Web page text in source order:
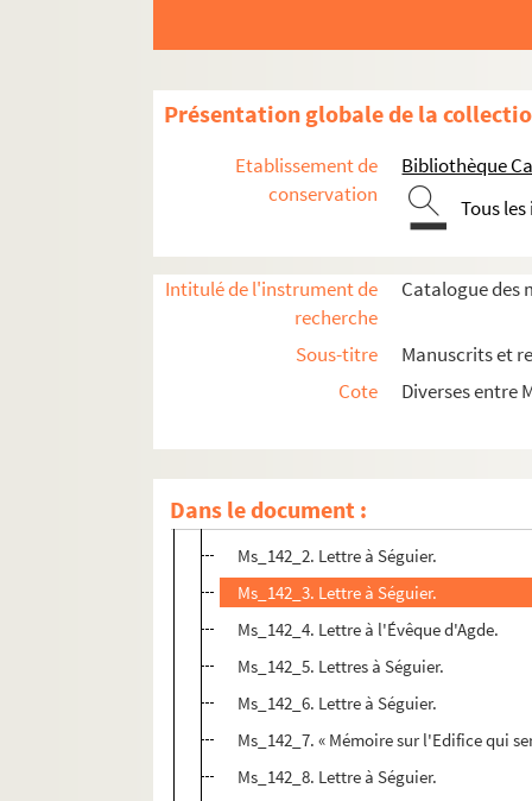
Présentation globale de la
Etablissement de
conservation
Bibliothèque
Tous
Intitulé de l'instrument de
recherche
Catalogue des
Sous-titre
Manuscrits et
Cote
Diverses entre
Dans le document :
Ms_132. Correspondance entre Séguier
Ms_135-150. Lettres reçues par Séguier de
Ms_135. Lettres reçues par Séguier.
Ms_136. Lettres reçues par Séguier.
Ms_137. Lettres reçues par Séguier.
Ms_138. Lettres reçues par Séguier.
Ms_139. Lettres adressées à Séguier.
Ms_140. Lettres adressées à Séguier.
Ms_142. Lettres reçues par Séguier.
Ms_142_1. Lettre à Friedrich Schmidt.
Ms_142_2. Lettre à Séguier.
Ms_142_3. Lettre à Séguier.
Ms_142_4. Lettre à l'Évêque d'Agde.
Ms_142_5. Lettres à Séguier.
Ms_142_6. Lettre à Séguier.
Ms_142_7. « Mémoire sur l'Edifice qui
Ms_142_8. Lettre à Séguier.